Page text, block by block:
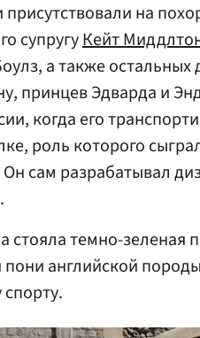
на
супругуКейт
а также
принцев Эдварда и
когда его
роль которого
сам разрабатывал
стояла темно-зеленая
пони английской